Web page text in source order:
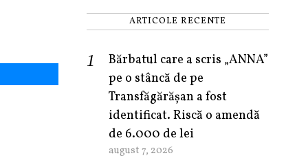
ARTICOLE RECENTE
Bărbatul care a scris „ANNA”
pe o stâncă de pe
Transfăgărășan a fost
identificat. Riscă o amendă
de 6.000 de lei
august 7, 2026